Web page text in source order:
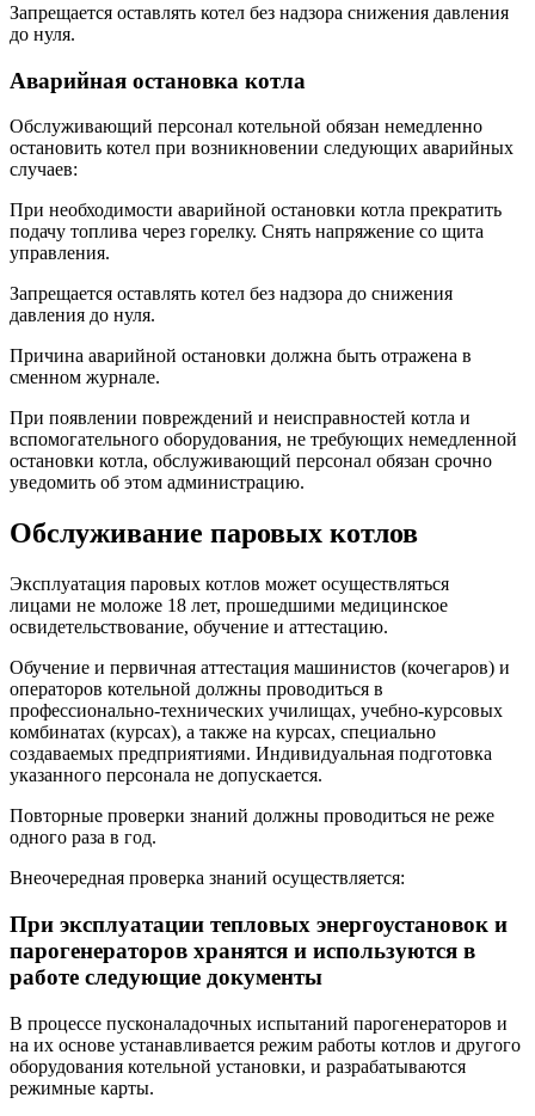
Запрещается оставлять котел без надзора снижения давления
до нуля.
Аварийная остановка котла
Обслуживающий персонал котельной обязан немедленно
остановить котел при возникновении следующих аварийных
случаев:
Пpи необходимости аварийной остановки котла прекратить
подачу топлива через горелку. Снять напряжение со щита
управления.
Запрещается оставлять котел без надзора до снижения
давления до нуля.
Причина аварийной остановки должна быть отражена в
сменном журнале.
При появлении повреждений и неисправностей котла и
вспомогательного оборудования, не требующих немедленной
остановки котла, обслуживающий персонал обязан срочно
уведомить об этом администрацию.
Обслуживание паровых котлов
Эксплуатация паровых котлов может осуществляться
лицами не моложе 18 лет, прошедшими медицинское
освидетельствование, обучение и аттестацию.
Обучение и первичная аттестация машинистов (кочегаров) и
операторов котельной должны проводиться в
профессионально-технических училищах, учебно-курсовых
комбинатах (курсах), а также на курсах, специально
создаваемых предприятиями. Индивидуальная подготовка
указанного персонала не допускается.
Повторные проверки знаний должны проводиться не реже
одного раза в год.
Внеочередная проверка знаний осуществляется:
При эксплуатации тепловых энергоустановок и
парогенераторов хранятся и используются в
работе следующие документы
В процессе пусконаладочных испытаний парогенераторов и
на их основе устанавливается режим работы котлов и другого
оборудования котельной установки, и разрабатываются
режимные карты.